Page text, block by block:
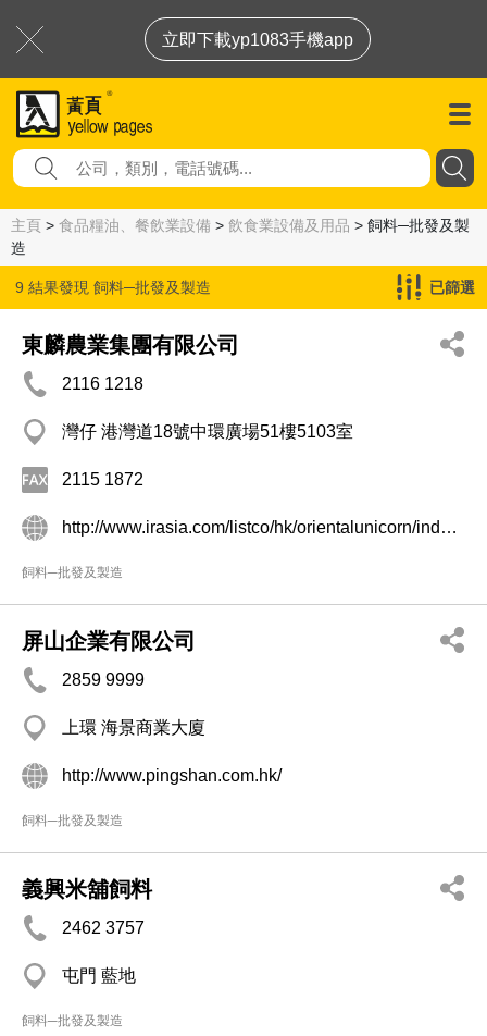
立即下載yp1083手機app
主頁 > 食品糧油、餐飲業設備 > 飲食業設備及用品 > 飼料─批發及製
造
9 結果發現 飼料─批發及製造 已篩選
東麟農業集團有限公司
2116 1218
灣仔 港灣道18號中環廣場51樓5103室
2115 1872
http://www.irasia.com/listco/hk/orientalunicorn/index.htm
飼料─批發及製造
屏山企業有限公司
2859 9999
上環 海景商業大廈
http://www.pingshan.com.hk/
飼料─批發及製造
義興米舖飼料
2462 3757
屯門 藍地
飼料─批發及製造